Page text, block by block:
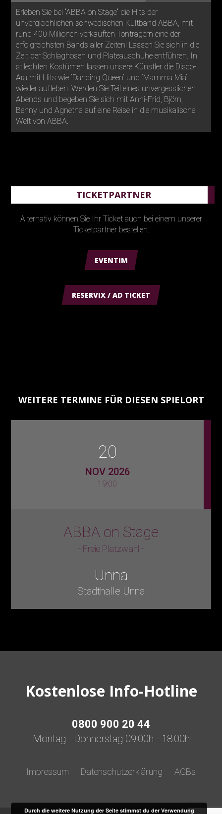
Erleben Sie bei “ABBA on Stage“ die Hits der
unvergleichlichen schwedischen Kultband ABBA, mit
rund 400 Millionen verkauften Tonträgern eine der
erfolgreichsten Bands aller Zeiten! Lassen Sie sich in die
Zeit der Schlaghosen und Plateauschuhe entführen. In
stilechten Kostümen lassen unsere Künstler die Disco-
Ära mit Hits wie “Dancing Queen“ und “Mamma Mia“
wieder aufleben. Werden Sie Teil eines unvergesslichen
Abends und begeben Sie sich mit Anni-Frid, Björn,
Benny und Agnetha auf eine Reise in die musikalische
Welt von ABBA.
TICKETPARTNER
Alternativ können Sie Ihr Ticket auch bei einem unserer
Ticketpartner bestellen.
EVENTIM
RESERVIX / AD TICKET
WEITERE TERMINE FÜR DIESEN SPIELORT
20
NOV 2026
19:00
ABBA on Stage
- Freie Platzwahl -
Unna
Stadthalle Unna
Kostenlose Info-Hotline
0800 900 20 44
Montag - Donnerstag 09:00h - 18:00h
Impressum Datenschutzerklärung AGBs
Durch die weitere Nutzung der Seite stimmst du der Verwendung